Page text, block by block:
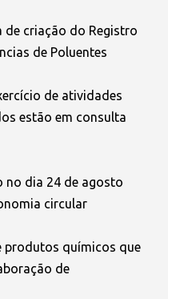
de criação do Registro
de Poluentes
de atividades
estão em consulta
no dia 24 de agosto
circular
produtos químicos que
de